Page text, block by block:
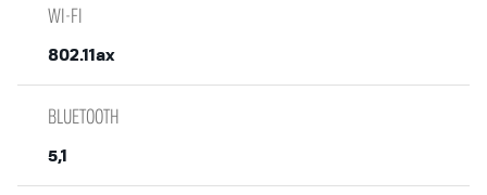
WI-FI
802.11ax
BLUETOOTH
5,1